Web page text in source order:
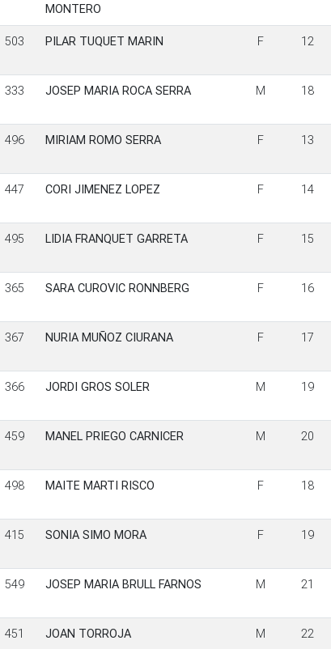
MONTERO
503 PILAR TUQUET MARIN F 12
333 JOSEP MARIA ROCA SERRA M 18
496 MIRIAM ROMO SERRA F 13
447 CORI JIMENEZ LOPEZ F 14
495 LIDIA FRANQUET GARRETA F 15
365 SARA CUROVIC RONNBERG F 16
367 NURIA MUÑOZ CIURANA F 17
366 JORDI GROS SOLER M 19
459 MANEL PRIEGO CARNICER M 20
498 MAITE MARTI RISCO F 18
415 SONIA SIMO MORA F 19
549 JOSEP MARIA BRULL FARNOS M 21
451 JOAN TORROJA M 22